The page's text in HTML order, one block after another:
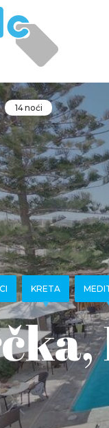
14 noći
KRETA